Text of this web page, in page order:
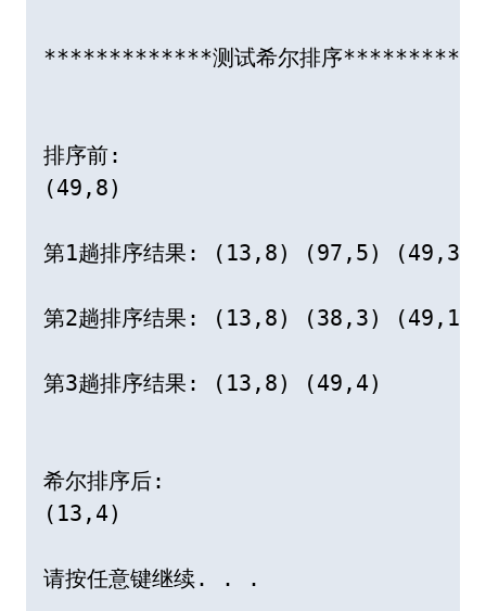
*************测试希尔排序
排序前:
(49,8)
第1趟排序结果: (13,8) (97,5) (49,3)
第2趟排序结果: (13,8) (38,3)
第3趟排序结果: (13,8) (49,4)
希尔排序后:
(13,4)
请按任意键继续. . .